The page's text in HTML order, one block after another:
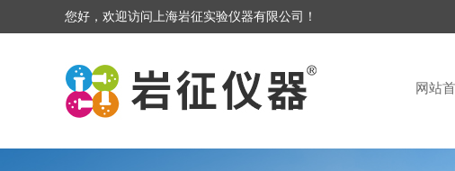
您好，欢迎访问上海岩征实验仪器有限公司！
网站